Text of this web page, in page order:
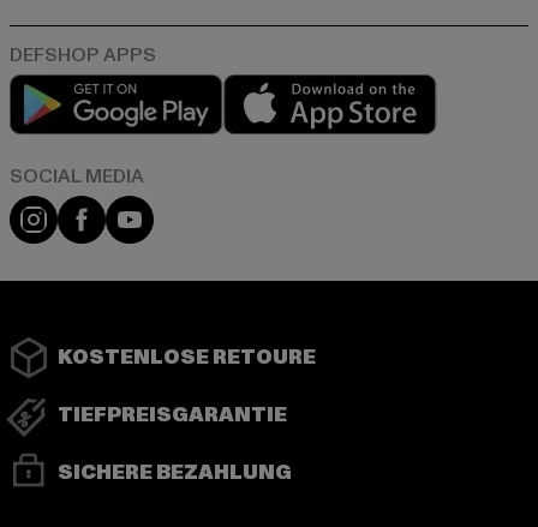
Play market
Instagram
FacebookYouTube
KOSTENLOSE RETOURE
TIEFPREISGARANTIE
SICHERE BEZAHLUNG